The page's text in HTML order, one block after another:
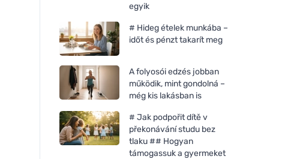
egyik
# Hideg ételek munkába –
időt és pénzt takarít meg
A folyosói edzés jobban
működik, mint gondolná –
még kis lakásban is
# Jak podpořit dítě v
překonávání studu bez
tlaku ## Hogyan
támogassuk a gyermeket